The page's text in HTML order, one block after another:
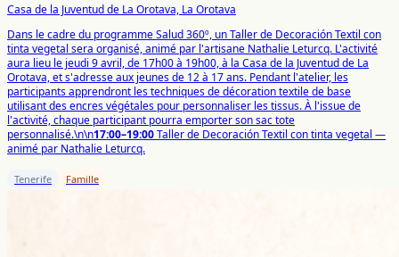
Casa de la Juventud de La Orotava, La Orotava
Dans le cadre du programme Salud 360º, un Taller de Decoración Textil con
tinta vegetal sera organisé, animé par l'artisane Nathalie Leturcq. L'activité
aura lieu le jeudi 9 avril, de 17h00 à 19h00, à la Casa de la Juventud de La
Orotava, et s'adresse aux jeunes de 12 à 17 ans. Pendant l'atelier, les
participants apprendront les techniques de décoration textile de base
utilisant des encres végétales pour personnaliser les tissus. À l'issue de
l'activité, chaque participant pourra emporter son sac tote
personnalisé.\n\n17:00–19:00Taller de Decoración Textil con tinta vegetal —
animé par Nathalie Leturcq.
Tenerife Famille